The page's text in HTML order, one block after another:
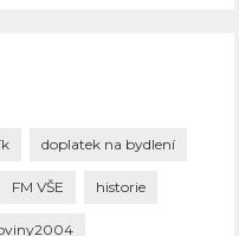
doplatek na bydlení
FM VŠE historie